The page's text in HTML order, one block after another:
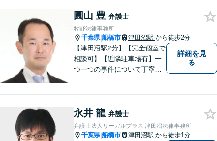
圓山 豊 弁護士
牧野法律事務所
千葉県|船橋市 津田沼駅 から徒歩2分
【津田沼駅2分】【完全個室で
相談可】【近隣駐車場有】一
つ一つの事件について丁寧に
市の牧野法律事務所へお気軽
にご相談下さい。
詳細を見
る
永井 龍 弁護士
弁護士法人リーガルプラス 津田沼法律事務所
千葉県|船橋市 津田沼駅 から徒歩1分